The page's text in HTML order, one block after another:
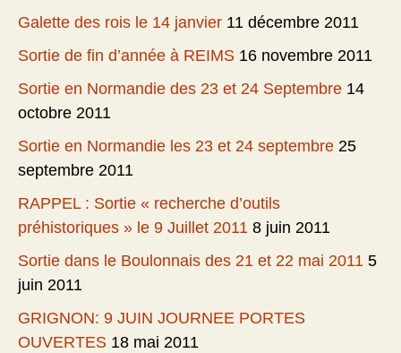
Galette des rois le 14 janvier 11 décembre 2011
Sortie de fin d’année à REIMS 16 novembre 2011
Sortie en Normandie des 23 et 24 Septembre 14
octobre 2011
Sortie en Normandie les 23 et 24 septembre 25
septembre 2011
RAPPEL : Sortie « recherche d’outils
préhistoriques » le 9 Juillet 2011 8 juin 2011
Sortie dans le Boulonnais des 21 et 22 mai 2011 5
juin 2011
GRIGNON: 9 JUIN JOURNEE PORTES
OUVERTES 18 mai 2011